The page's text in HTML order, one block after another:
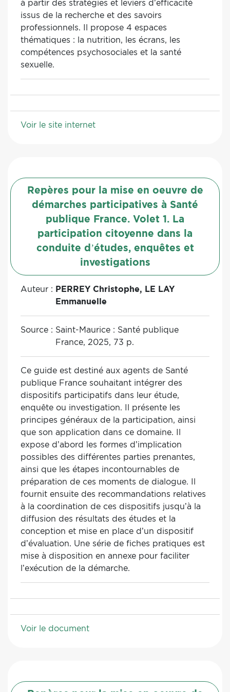
à partir des stratégies et leviers d’efficacité
issus de la recherche et des savoirs
professionnels. Il propose 4 espaces
thématiques : la nutrition, les écrans, les
compétences psychosociales et la santé
sexuelle.
Voir le site internet
Repères pour la mise en oeuvre de
démarches participatives à Santé
publique France. Volet 1. La
participation citoyenne dans la
conduite d’études, enquêtes et
investigations
Auteur : PERREY Christophe, LE LAY
Emmanuelle
Source : Saint-Maurice : Santé publique
France, 2025, 73 p.
Ce guide est destiné aux agents de Santé
publique France souhaitant intégrer des
dispositifs participatifs dans leur étude,
enquête ou investigation. Il présente les
principes généraux de la participation, ainsi
que son application dans ce domaine. Il
expose d’abord les formes d’implication
possibles des différentes parties prenantes,
ainsi que les étapes incontournables de
préparation de ces moments de dialogue. Il
fournit ensuite des recommandations relatives
à la coordination de ces dispositifs jusqu’à la
diffusion des résultats des études et la
conception et mise en place d’un dispositif
d’évaluation. Une série de fiches pratiques est
mise à disposition en annexe pour faciliter
l’exécution de la démarche.
Voir le document